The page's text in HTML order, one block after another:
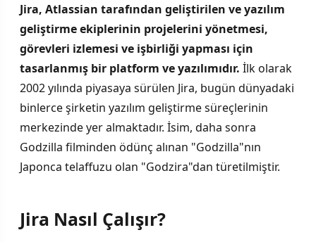
Jira, Atlassian tarafından geliştirilen ve yazılım
geliştirme ekiplerinin projelerini yönetmesi,
görevleri izlemesi ve işbirliği yapması için
tasarlanmış bir platform ve yazılımıdır. İlk olarak
2002 yılında piyasaya sürülen Jira, bugün dünyadaki
binlerce şirketin yazılım geliştirme süreçlerinin
merkezinde yer almaktadır. İsim, daha sonra
Godzilla filminden ödünç alınan "Godzilla"nın
Japonca telaffuzu olan "Godzira"dan türetilmiştir.
Jira Nasıl Çalışır?